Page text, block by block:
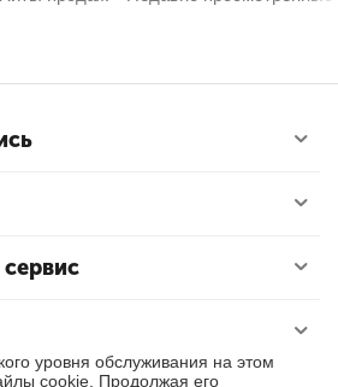
уровня обслуживания на этом
cookie. Продолжая его